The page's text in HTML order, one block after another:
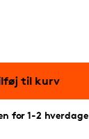
til kurv
for 1-2 hverdage